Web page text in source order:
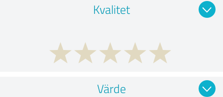
Kvalitet
Värde